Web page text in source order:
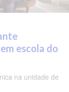
escola do
na unidade de